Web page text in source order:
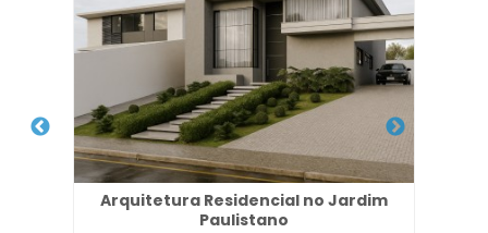
Arquitetura Residencial no Jardim
Paulistano